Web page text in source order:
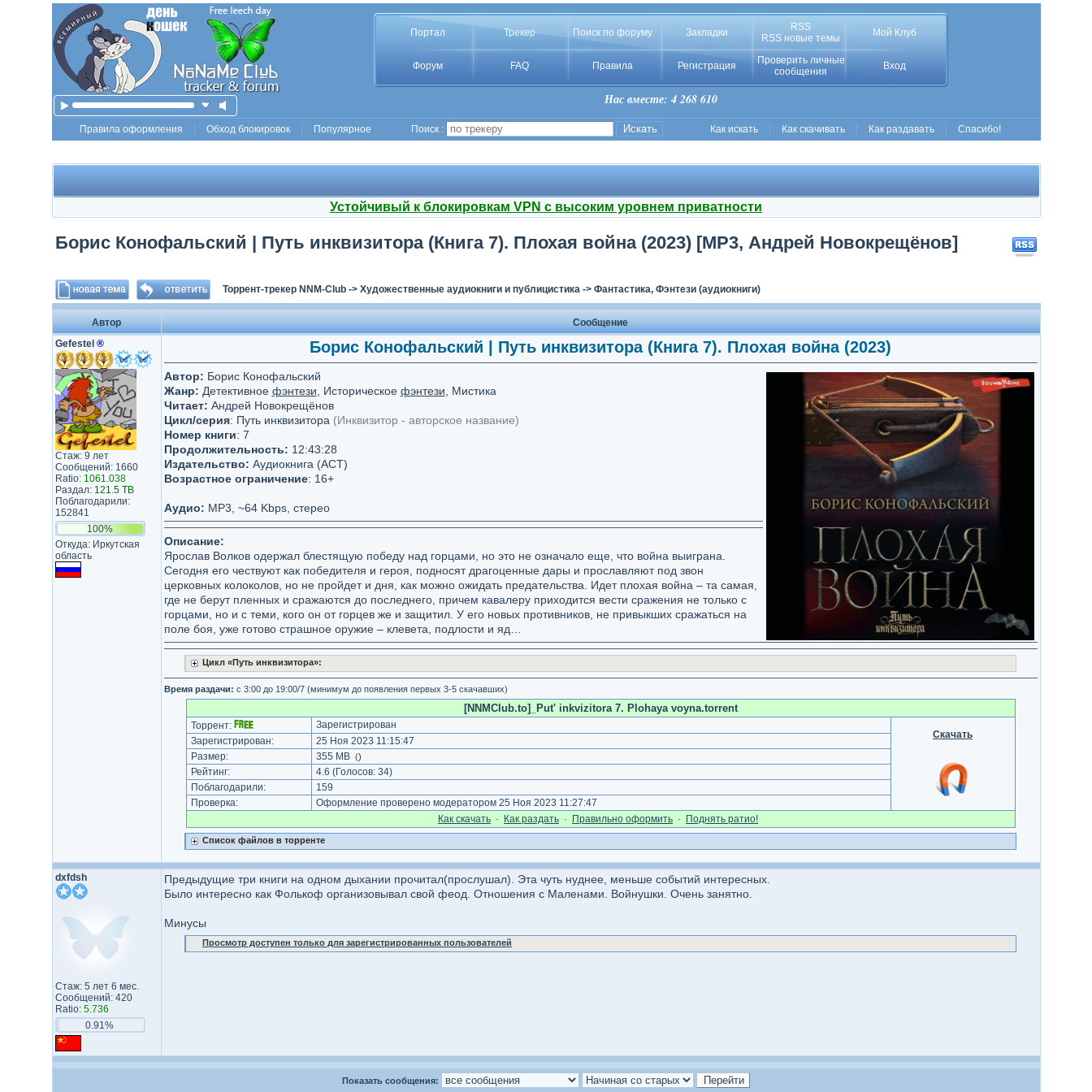
Портал Трекер Поиск по форуму Закладки
RSS
RSS новые темы
Мой Клуб
Форум FAQ Правила Регистрация
Проверить личные
сообщения
Вход
Нас вместе: 4 268 610
Правила оформления Обход блокировок Популярное Поиск : Как искать Как скачивать Как раздавать Спасибо!
Устойчивый к блокировкам VPN с высоким уровнем приватности
Борис Конофальский | Путь инквизитора (Книга 7). Плохая война (2023) [MP3, Андрей Новокрещёнов]
Торрент-трекер NNM-Club-> Художественные аудиокниги и публицистика-> Фантастика, Фэнтези (аудиокниги)
Автор
Сообщение
Gefestel ®
Стаж: 9 лет
Сообщений: 1660
Ratio: 1061.038
Раздал: 121.5 TB
Поблагодарили:
152841
100%
Откуда: Иркутская
область
Борис Конофальский | Путь инквизитора (Книга 7). Плохая война (2023)
Автор: Борис Конофальский
Жанр: Детективное фэнтези , Историческое фэнтези , Мистика
Читает: Андрей Новокрещёнов
Цикл/серия: Путь инквизитора (Инквизитор - авторское название)
Номер книги: 7
Продолжительность: 12:43:28
Издательство: Аудиокнига (АСТ)
Возрастное ограничение: 16+
Аудио: MP3, ~64 Kbps, стерео
Описание:
Ярослав Волков одержал блестящую победу над горцами, но это не означало еще, что война выиграна.
Сегодня его чествуют как победителя и героя, подносят драгоценные дары и прославляют под звон
церковных колоколов, но не пройдет и дня, как можно ожидать предательства. Идет плохая война – та самая,
где не берут пленных и сражаются до последнего, причем кавалеру приходится вести сражения не только с
горцами, но и с теми, кого он от горцев же и защитил. У его новых противников, не привыкших сражаться на
поле боя, уже готово страшное оружие – клевета, подлости и яд…
Цикл «Путь инквизитора»:
Время раздачи: с 3:00 до 19:00/7 (минимум до появления первых 3-5 скачавших)
[NNMClub.to]_Put' inkvizitora 7. Plohaya voyna.torrent
Торрент:
Зарегистрирован
Скачать
Зарегистрирован:
25 Ноя 2023 11:15:47
Размер:
355 MB ()
Рейтинг: 4.6 (Голосов: 34)
Поблагодарили:
159
Проверка:
Оформление проверено модератором 25 Ноя 2023 11:27:47
Как cкачать · Как раздать · Правильно оформить · Поднять ратио!
Список файлов в торренте
dxfdsh
Стаж: 5 лет 6 мес.
Сообщений: 420
Ratio: 5.736
0.91%
Предыдущие три книги на одном дыхании прочитал(прослушал). Эта чуть нуднее, меньше событий интересных.
Было интересно как Фолькоф организовывал свой феод. Отношения с Маленами. Войнушки. Очень занятно.
Минусы
Просмотр доступен только для зарегистрированных пользователей
Показать сообщения: